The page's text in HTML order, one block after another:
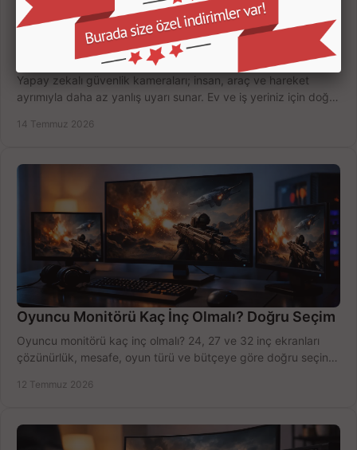
Yapay Zekalı Güvenlik Kameraları Nasıl Seçilir?
Yapay zekalı güvenlik kameraları; insan, araç ve hareket
ayrımıyla daha az yanlış uyarı sunar. Ev ve iş yeriniz için doğru
14 Temmuz 2026
Oyuncu Monitörü Kaç İnç Olmalı? Doğru Seçim
Oyuncu monitörü kaç inç olmalı? 24, 27 ve 32 inç ekranları
çözünürlük, mesafe, oyun türü ve bütçeye göre doğru seçin,
12 Temmuz 2026